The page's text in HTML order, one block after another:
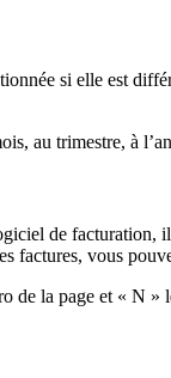
si elle est
au trimestre, à
de facturation,
factures, vous
de la page et « N »